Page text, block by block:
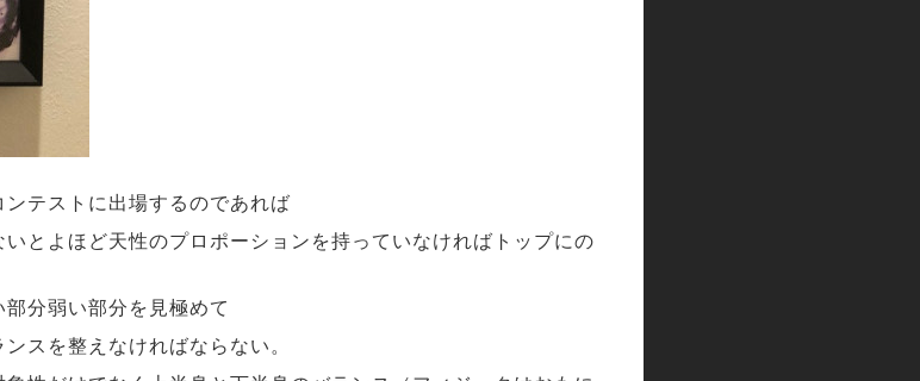
テストに出場するのであれば
とよほど天性のプロポーションを持っていなければトップにの
分弱い部分を見極めて
スを整えなければならない。